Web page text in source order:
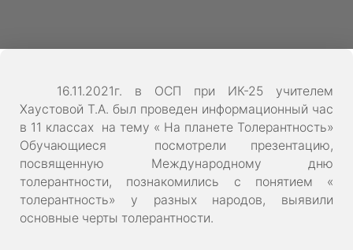
16.11.2021г. в ОСП при ИК-25 учителем
Хаустовой Т.А. был проведен информационный час
в 11 классах на тему « На планете Толерантность»
Обучающиеся посмотрели презентацию,
посвященную Международному дню
толерантности, познакомились с понятием «
толерантность» у разных народов, выявили
основные черты толерантности.